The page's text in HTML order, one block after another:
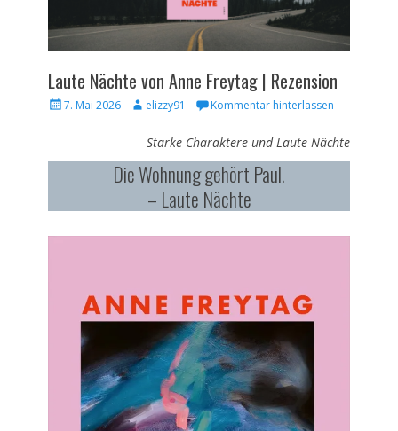
Laute Nächte von Anne Freytag | Rezension
Veröffentlicht
7. Mai 2026 Autorelizzy91 Kommentar hinterlassen
Starke Charaktere und Laute Nächte
Die Wohnung gehört Paul.
– Laute Nächte